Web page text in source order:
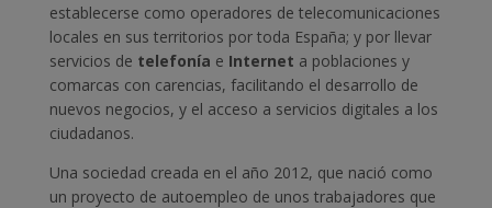
establecerse como operadores de telecomunicaciones
locales en sus territorios por toda España; y por llevar
servicios de telefonía e Internet a poblaciones y
comarcas con carencias, facilitando el desarrollo de
nuevos negocios, y el acceso a servicios digitales a los
ciudadanos.
Una sociedad creada en el año 2012, que nació como
un proyecto de autoempleo de unos trabajadores que